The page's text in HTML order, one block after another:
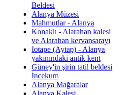
Beldesi
Alanya Müzesi
Mahmutlar - Alanya
Konaklı - Alarahan kalesi
ve Alarahan kervansarayı
Iotape (Aytap) - Alanya
yakınındaki antik kent
Güney'in şirin tatil beldesi
İncekum
Alanya Mağaralar
Alanya Kalesi